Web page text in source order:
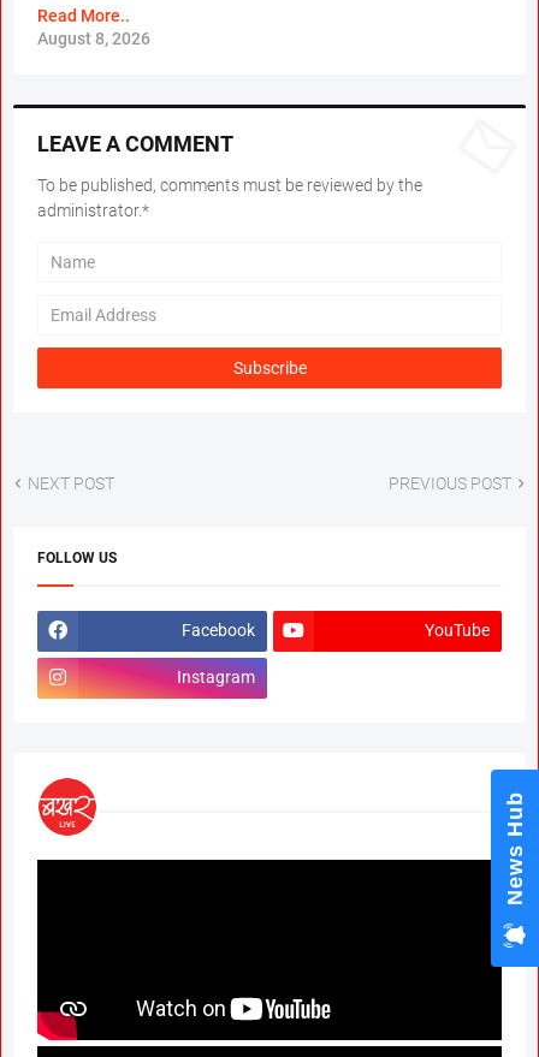
Read More..
August 8, 2026
LEAVE A COMMENT
To be published, comments must be reviewed by the
administrator.*
NEXT POST PREVIOUS POST
FOLLOW US
Facebook YouTube
Instagram
News Hub